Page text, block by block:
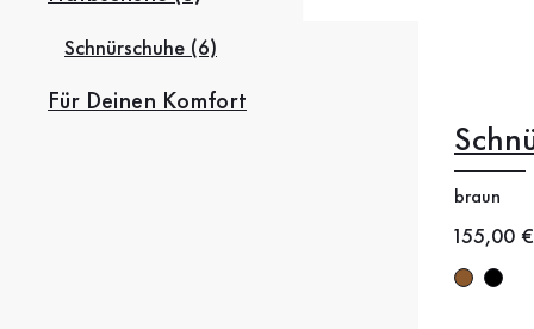
Schnürschuhe (6)
Für Deinen Komfort
braun
Neuer
155,00 €
40.5